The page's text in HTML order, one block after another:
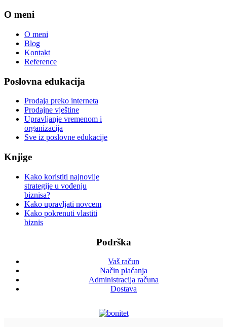
O meni
O meni
Blog
Kontakt
Reference
Poslovna edukacija
Prodaja preko interneta
Prodajne vještine
Upravljanje vremenom i
organizacija
Sve iz poslovne edukacije
Knjige
Kako koristiti najnovije
strategije u vođenju
biznisa?
Kako upravljati novcem
Kako pokrenuti vlastiti
biznis
Podrška
Vaš račun
Način plaćanja
Administracija računa
Dostava